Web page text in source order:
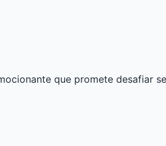
que promete desafiar